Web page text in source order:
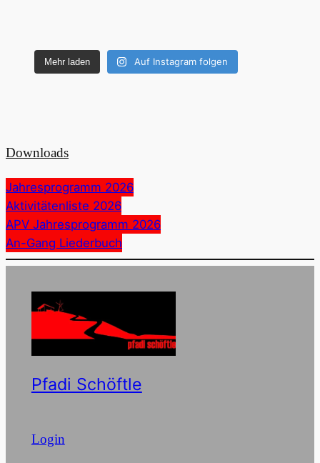
Mehr laden Auf Instagram folgen
Downloads
Jahresprogramm 2026
Aktivitätenliste 2026
APV Jahresprogramm 2026
An-Gang Liederbuch
Pfadi Schöftle
Login